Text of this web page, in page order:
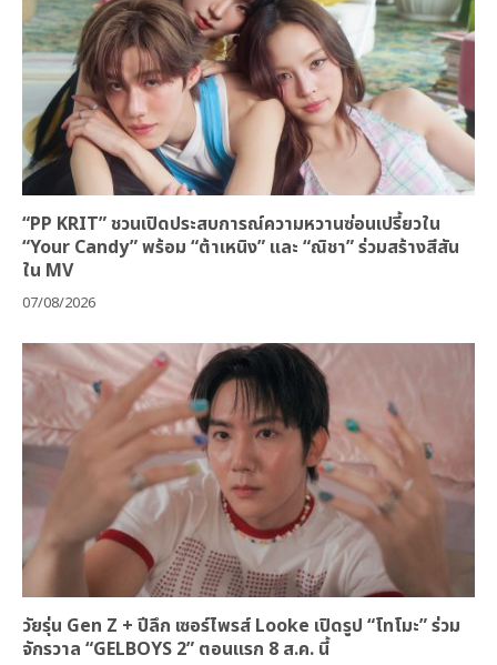
“PP KRIT” ชวนเปิดประสบการณ์ความหวานซ่อนเปรี้ยวใน
“Your Candy” พร้อม “ต้าเหนิง” และ “ณิชา” ร่วมสร้างสีสัน
ใน MV
07/08/2026
วัยรุ่น Gen Z + ปีลึก เซอร์ไพรส์ Looke เปิดรูป “โทโมะ” ร่วม
จักรวาล “GELBOYS 2” ตอนแรก 8 ส.ค. นี้